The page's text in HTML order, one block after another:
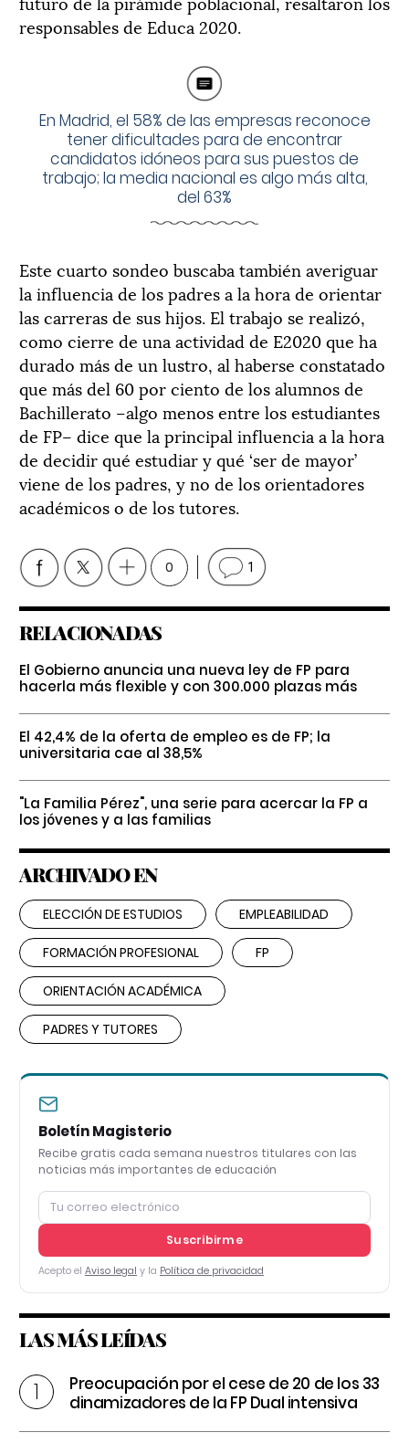
responsables de Educa 2020.
En Madrid, el 58% de las empresas reconoce
tener dificultades para de encontrar
candidatos idóneos para sus puestos de
trabajo; la media nacional es algo más alta,
del 63%
Este cuarto sondeo buscaba también averiguar
la influencia de los padres a la hora de orientar
las carreras de sus hijos. El trabajo se realizó,
como cierre de una actividad de E2020 que ha
durado más de un lustro, al haberse constatado
que más del 60 por ciento de los alumnos de
Bachillerato –algo menos entre los estudiantes
de FP– dice que la principal influencia a la hora
de decidir qué estudiar y qué ‘ser de mayor’
viene de los padres, y no de los orientadores
académicos o de los tutores.
0 1
RELACIONADAS
El Gobierno anuncia una nueva ley de FP para
hacerla más flexible y con 300.000 plazas más
El 42,4% de la oferta de empleo es de FP; la
universitaria cae al 38,5%
"La Familia Pérez", una serie para acercar la FP a
los jóvenes y a las familias
ARCHIVADO EN
ELECCIÓN DE ESTUDIOS EMPLEABILIDAD
FORMACIÓN PROFESIONAL FP
ORIENTACIÓN ACADÉMICA
PADRES Y TUTORES
Boletín Magisterio
Recibe gratis cada semana nuestros titulares con las
noticias más importantes de educación
Suscribirme
Acepto el Aviso legal y la Política de privacidad
LAS MÁS LEÍDAS
Preocupación por el cese de 20 de los 33
dinamizadores de la FP Dual intensiva